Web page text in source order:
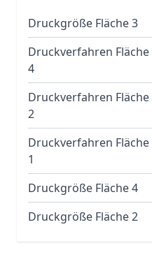
Druckgröße Fläche 3
Druckverfahren Fläche
4
Druckverfahren Fläche
2
Druckverfahren Fläche
1
Druckgröße Fläche 4
Druckgröße Fläche 2